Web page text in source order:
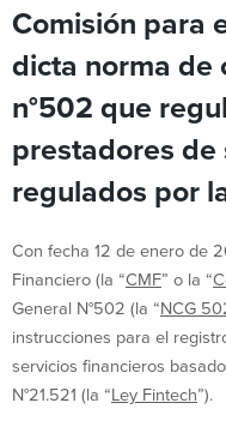
Comisión para
dicta norma de
n°502 que
prestadores
regulados por
Con fecha 12 de enero de
Financiero (la “CMF” o la “
General N°502 (la “NCG
instrucciones para el
servicios financieros
N°21.521 (la “Ley Fintech”).